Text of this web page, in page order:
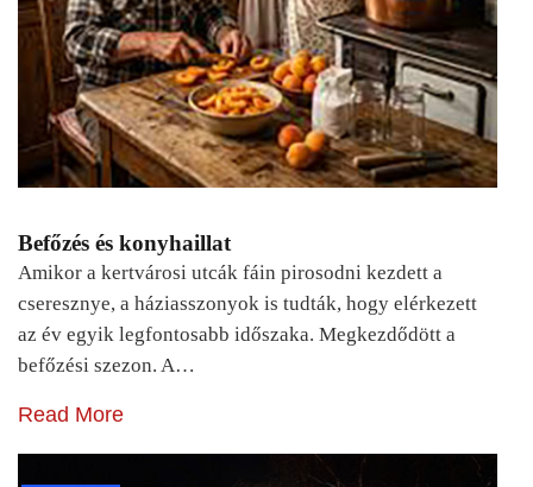
Befőzés és konyhaillat
Amikor a kertvárosi utcák fáin pirosodni kezdett a
cseresznye, a háziasszonyok is tudták, hogy elérkezett
az év egyik legfontosabb időszaka. Megkezdődött a
befőzési szezon. A…
Read More